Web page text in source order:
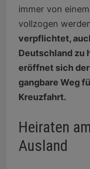
immer von
vollzogen
verpflichtet,
Deutschland zu
eröffnet sich
gangbare Weg
Kreuzfahrt.
Heiraten
Ausland